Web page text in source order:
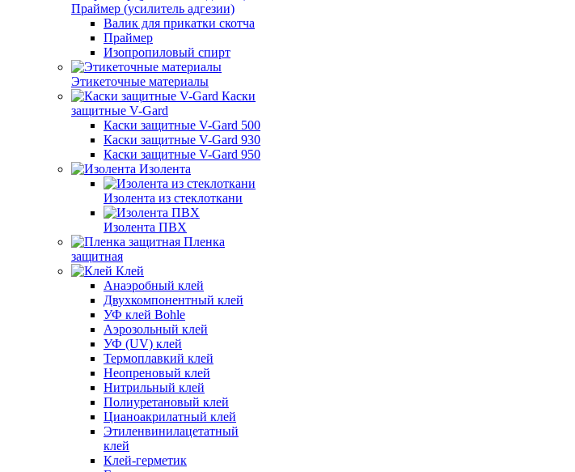
Праймер (усилитель адгезии)
Валик для прикатки скотча
Праймер
Изопропиловый спирт
Этикеточные материалы
Каски
защитные V-Gard
Каски защитные V-Gard 500
Каски защитные V-Gard 930
Каски защитные V-Gard 950
Изолента
Изолента из стеклоткани
Изолента ПВХ
Пленка
защитная
Клей
Анаэробный клей
Двухкомпонентный клей
УФ клей Bohle
Аэрозольный клей
УФ (UV) клей
Термоплавкий клей
Неопреновый клей
Нитрильный клей
Полиуретановый клей
Цианоакрилатный клей
Этиленвинилацетатный
клей
Клей-герметик